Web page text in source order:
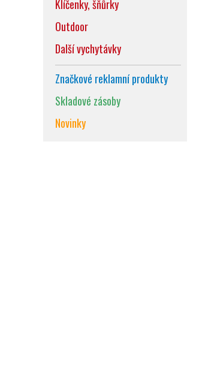
Klíčenky, šňůrky
Outdoor
Další vychytávky
Značkové reklamní produkty
Skladové zásoby
Novinky